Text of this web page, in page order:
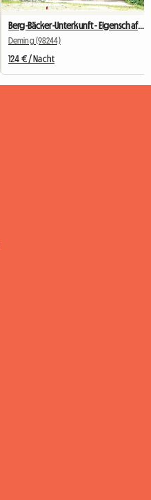
Berg-Bäcker-Unterkunft - Eigenschaft #05
Deming (98244)
124 € / Nacht